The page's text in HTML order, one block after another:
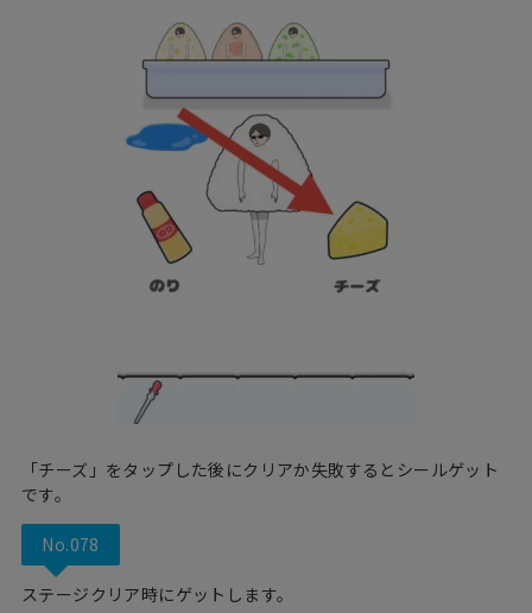
「チーズ」をタップした後にクリアか失敗するとシールゲット
です。
No.078
ステージクリア時にゲットします。